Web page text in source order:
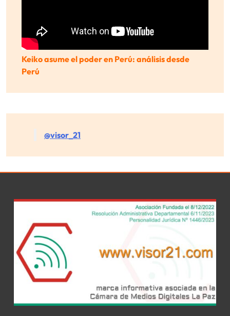
Keiko asume el poder en Perú: análisis desde
Perú
@visor_21